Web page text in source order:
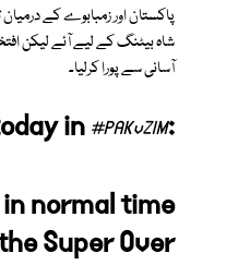
پاکستان اور زمبابوے کے
آسانی سے پورا کرلیا۔
in #PAKvZIM:
normal time
Super Over